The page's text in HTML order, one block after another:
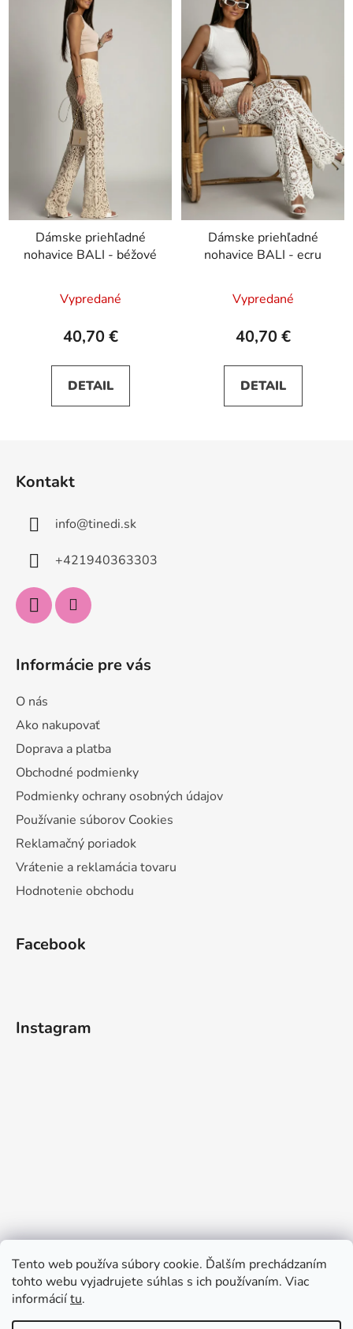
Tento web používa súbory cookie. Ďalším prechádzaním
tohto webu vyjadrujete súhlas s ich používaním. Viac
informáciítu.
Dámske priehľadné
nohavice BALI - béžové
Vypredané
40,70 €
DETAIL
Dámske priehľadné
nohavice BALI - ecru
Vypredané
40,70 €
DETAIL
Kontakt
info@tinedi.sk
+421940363303
Informácie pre vás
O nás
Ako nakupovať
Doprava a platba
Obchodné podmienky
Podmienky ochrany osobných údajov
Používanie súborov Cookies
Reklamačný poriadok
Vrátenie a reklamácia tovaru
Hodnotenie obchodu
Facebook
Instagram
Sledovať na Instagrame